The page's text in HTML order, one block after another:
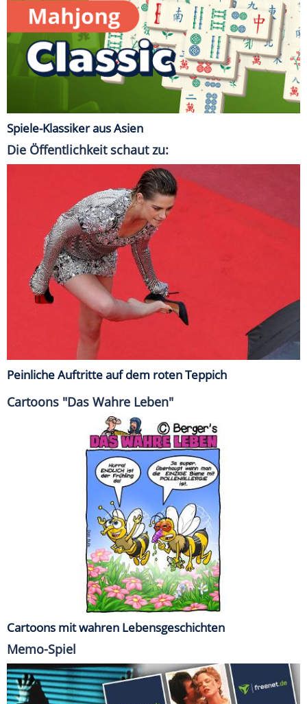
Spiele-Klassiker aus Asien
Die Öffentlichkeit schaut zu:
Peinliche Auftritte auf dem roten Teppich
Cartoons "Das Wahre Leben"
Cartoons mit wahren Lebensgeschichten
Memo-Spiel